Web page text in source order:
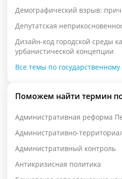
Демографический взрыв:
Депутатская
Дизайн-код городской среды
урбанистической концепции
Все темы по
Поможем найти термин
Административная реформа
Административно-
Административный контроль
Антикризисная политика